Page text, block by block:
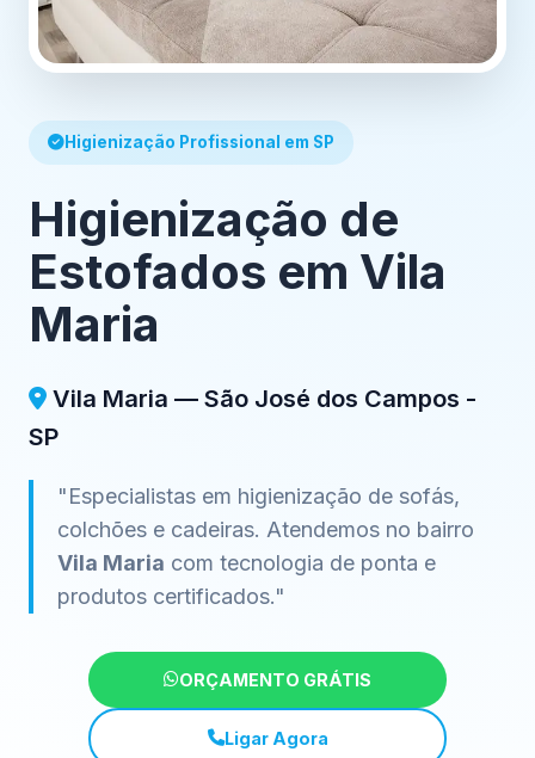
Higienização Profissional em SP
Higienização de
Estofados em Vila
Maria
Vila Maria — São José dos Campos -
SP
"Especialistas em higienização de sofás,
colchões e cadeiras. Atendemos no bairro
Vila Maria com tecnologia de ponta e
produtos certificados."
ORÇAMENTO GRÁTIS
Ligar Agora